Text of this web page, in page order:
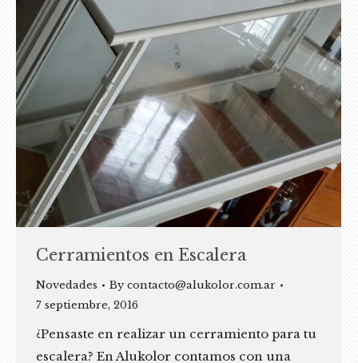
Cerramientos en Escalera
Novedades Bycontacto@alukolor.com.ar
7 septiembre, 2016
¿Pensaste en realizar un cerramiento para tu
escalera? En Alukolor contamos con una